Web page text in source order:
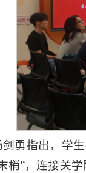
剑勇指出，学
梢”，连接关